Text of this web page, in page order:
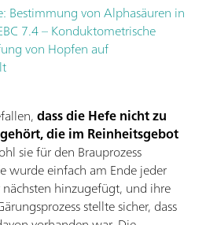
Bestimmung von Alphasäuren in
7.4 – Konduktometrische
von Hopfen auf
dass die Hefe nicht zu
die im Reinheitsgebot
sie für den Brauprozess
wurde einfach am Ende jeder
hinzugefügt, und ihre
stellte sicher, dass